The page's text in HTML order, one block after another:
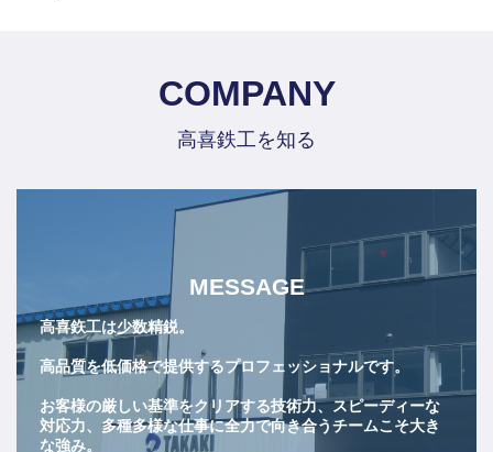
COMPANY
高喜鉄工を知る
MESSAGE
高喜鉃工は少数精鋭。
高品質を低価格で提供するプロフェッショナルです。
お客様の厳しい基準をクリアする技術力、スピーディーな
対応力、多種多様な仕事に全力で向き合うチームこそ大き
な強み。